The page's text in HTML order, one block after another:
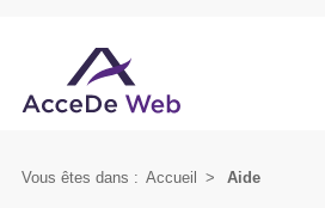
contenu
Vous êtes dans : Accueil > Aide